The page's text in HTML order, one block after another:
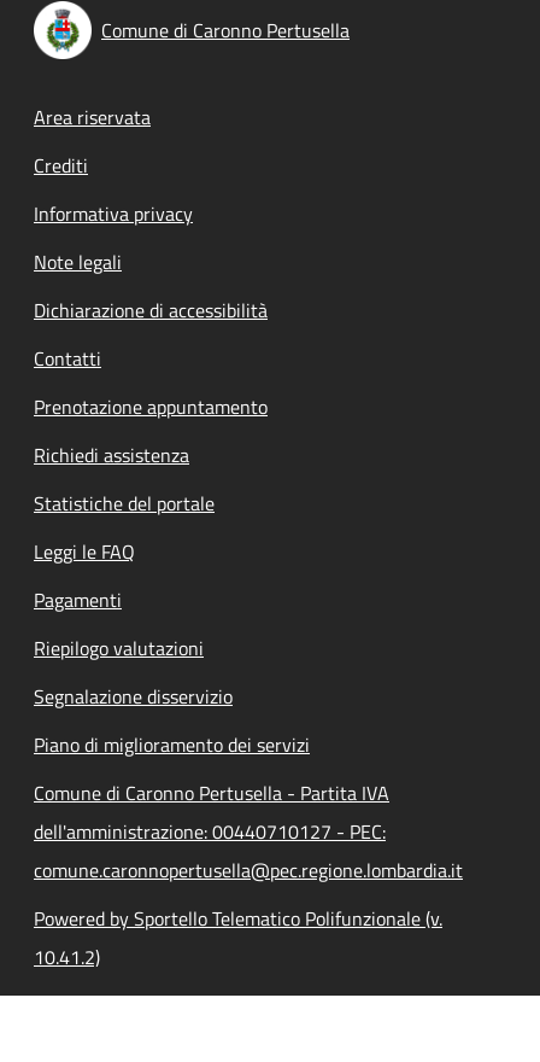
Comune di Caronno Pertusella
Footer menu
Area riservata
Crediti
Informativa privacy
Note legali
Dichiarazione di accessibilità
Contatti
Prenotazione appuntamento
Richiedi assistenza
Statistiche del portale
Leggi le FAQ
Pagamenti
Riepilogo valutazioni
Segnalazione disservizio
Piano di miglioramento dei servizi
Comune di Caronno Pertusella - Partita IVA
dell'amministrazione: 00440710127 - PEC:
comune.caronnopertusella@pec.regione.lombardia.it
Powered by Sportello Telematico Polifunzionale (v.
10.41.2)